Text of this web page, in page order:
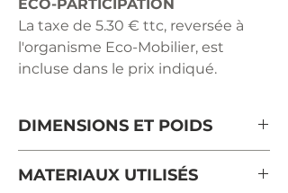
ECO-PARTICIPATION
La taxe de 5.30 € ttc, reversée à
l'organisme Eco-Mobilier, est
incluse dans le prix indiqué.
DIMENSIONS ET POIDS
Hauteur : 77 cm - sous ceinture 63
MATERIAUX UTILISÉS